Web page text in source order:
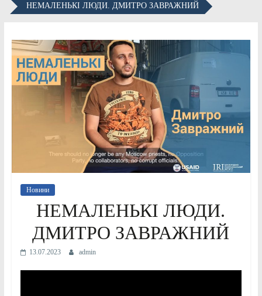
НЕМАЛЕНЬКІ ЛЮДИ. ДМИТРО ЗАВРАЖНИЙ
Новини
НЕМАЛЕНЬКІ ЛЮДИ.
ДМИТРО ЗАВРАЖНИЙ
13.07.2023 admin